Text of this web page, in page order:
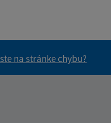
na stránke chybu?